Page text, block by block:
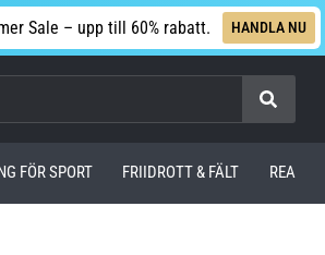
Sale – upp till 60% rabatt. HANDLA NU
FÖR SPORT FRIIDROTT & FÄLT REA